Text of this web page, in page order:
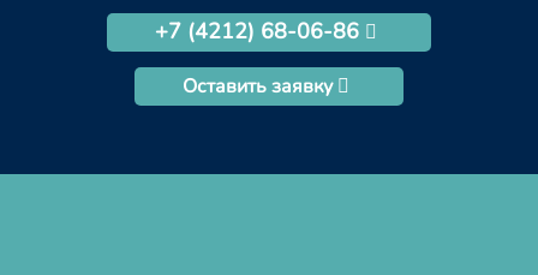
+7 (4212) 68-06-86
Оставить заявку